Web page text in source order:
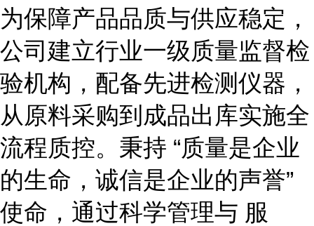
为保障产品品质与供应稳定，
公司建立行业一级质量监督检
验机构，配备先进检测仪器，
从原料采购到成品出库实施全
流程质控。秉持 “质量是企业
的生命，诚信是企业的声誉”
使命，通过科学管理与 服